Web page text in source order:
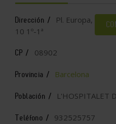
Dirección /
Pl. Europa,
10 1º-1ª
CP / 08902
Provincia / Barcelona
Población / L'HOSPITALET
Teléfono / 932525757